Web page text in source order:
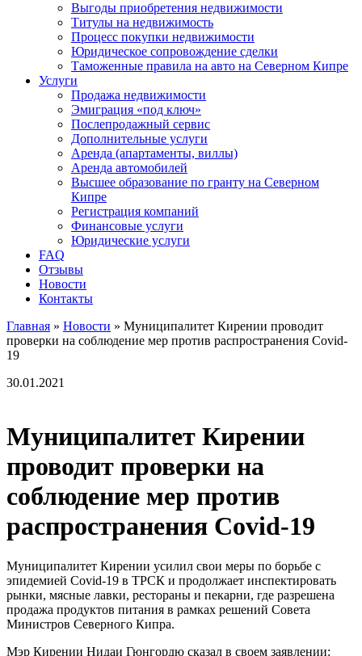
Выгоды приобретения недвижимости
Титулы на недвижимость
Процесс покупки недвижимости
Юридическое сопровождение сделки
Таможенные правила на авто на Северном Кипре
Услуги
Продажа недвижимости
Эмиграция «под ключ»
Послепродажный сервис
Дополнительные услуги
Аренда (апартаменты, виллы)
Аренда автомобилей
Высшее образование по гранту на Северном
Кипре
Регистрация компаний
Финансовые услуги
Юридические услуги
FAQ
Отзывы
Новости
Контакты
Главная » Новости » Муниципалитет Кирении проводит
проверки на соблюдение мер против распространения Covid-
19
30.01.2021
Муниципалитет Кирении
проводит проверки на
соблюдение мер против
распространения Covid-19
Муниципалитет Кирении усилил свои меры по борьбе с
эпидемией Covid-19 в ТРСК и продолжает инспектировать
рынки, мясные лавки, рестораны и пекарни, где разрешена
продажа продуктов питания в рамках решений Совета
Министров Северного Кипра.
Мэр Кирении Нидаи Гюнгордю сказал в своем заявлении: